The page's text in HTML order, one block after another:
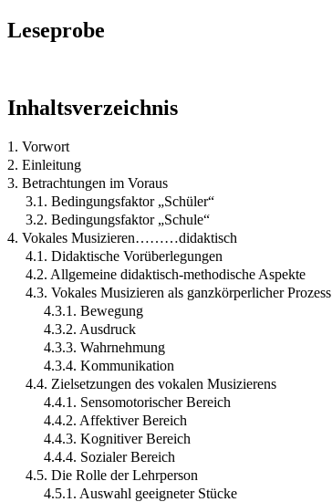
Leseprobe
Inhaltsverzeichnis
1. Vorwort
2. Einleitung
3. Betrachtungen im Voraus
3.1. Bedingungsfaktor „Schüler“
3.2. Bedingungsfaktor „Schule“
4. Vokales Musizieren………didaktisch
4.1. Didaktische Vorüberlegungen
4.2. Allgemeine didaktisch-methodische Aspekte
4.3. Vokales Musizieren als ganzkörperlicher Prozess
4.3.1. Bewegung
4.3.2. Ausdruck
4.3.3. Wahrnehmung
4.3.4. Kommunikation
4.4. Zielsetzungen des vokalen Musizierens
4.4.1. Sensomotorischer Bereich
4.4.2. Affektiver Bereich
4.4.3. Kognitiver Bereich
4.4.4. Sozialer Bereich
4.5. Die Rolle der Lehrperson
4.5.1. Auswahl geeigneter Stücke